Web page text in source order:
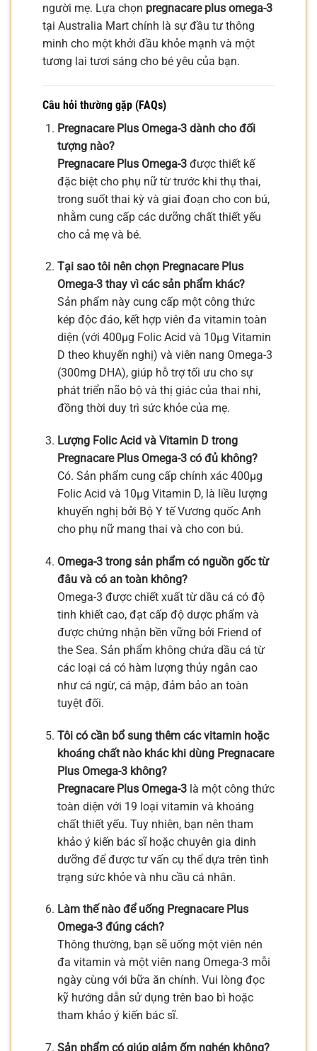
người mẹ. Lựa chọn pregnacare plus omega-3
tại Australia Mart chính là sự đầu tư thông
minh cho một khởi đầu khỏe mạnh và một
tương lai tươi sáng cho bé yêu của bạn.
Câu hỏi thường gặp (FAQs)
Pregnacare Plus Omega-3 dành cho đối
tượng nào?
Pregnacare Plus Omega-3được thiết kế
đặc biệt cho phụ nữ từ trước khi thụ thai,
trong suốt thai kỳ và giai đoạn cho con bú,
nhằm cung cấp các dưỡng chất thiết yếu
cho cả mẹ và bé.
Tại sao tôi nên chọn Pregnacare Plus
Omega-3 thay vì các sản phẩm khác?
Sản phẩm này cung cấp một công thức
kép độc đáo, kết hợp viên đa vitamin toàn
diện (với 400µg Folic Acid và 10µg Vitamin
D theo khuyến nghị) và viên nang Omega-3
(300mg DHA), giúp hỗ trợ tối ưu cho sự
phát triển não bộ và thị giác của thai nhi,
đồng thời duy trì sức khỏe của mẹ.
Lượng Folic Acid và Vitamin D trong
Pregnacare Plus Omega-3 có đủ không?
Có. Sản phẩm cung cấp chính xác 400µg
Folic Acid và 10µg Vitamin D, là liều lượng
khuyến nghị bởi Bộ Y tế Vương quốc Anh
cho phụ nữ mang thai và cho con bú.
Omega-3 trong sản phẩm có nguồn gốc từ
đâu và có an toàn không?
Omega-3 được chiết xuất từ dầu cá có độ
tinh khiết cao, đạt cấp độ dược phẩm và
được chứng nhận bền vững bởi Friend of
the Sea. Sản phẩm không chứa dầu cá từ
các loại cá có hàm lượng thủy ngân cao
như cá ngừ, cá mập, đảm bảo an toàn
tuyệt đối.
Tôi có cần bổ sung thêm các vitamin hoặc
khoáng chất nào khác khi dùng Pregnacare
Plus Omega-3 không?
Pregnacare Plus Omega-3là một công thức
toàn diện với 19 loại vitamin và khoáng
chất thiết yếu. Tuy nhiên, bạn nên tham
khảo ý kiến bác sĩ hoặc chuyên gia dinh
dưỡng để được tư vấn cụ thể dựa trên tình
trạng sức khỏe và nhu cầu cá nhân.
Làm thế nào để uống Pregnacare Plus
Omega-3 đúng cách?
Thông thường, bạn sẽ uống một viên nén
đa vitamin và một viên nang Omega-3 mỗi
ngày cùng với bữa ăn chính. Vui lòng đọc
kỹ hướng dẫn sử dụng trên bao bì hoặc
tham khảo ý kiến bác sĩ.
Sản phẩm có giúp giảm ốm nghén không?